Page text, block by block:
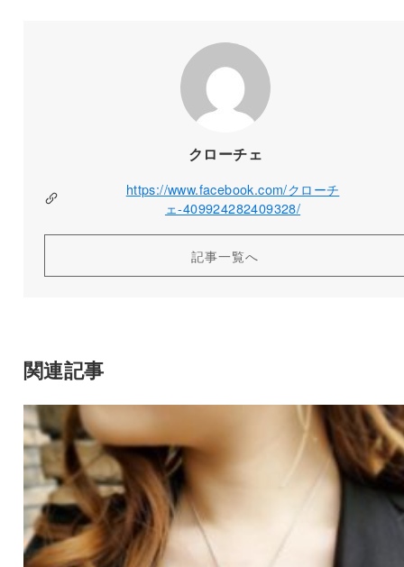
クローチェ
https://www.facebook.com/クローチ
ェ-409924282409328/
記事一覧へ
関連記事